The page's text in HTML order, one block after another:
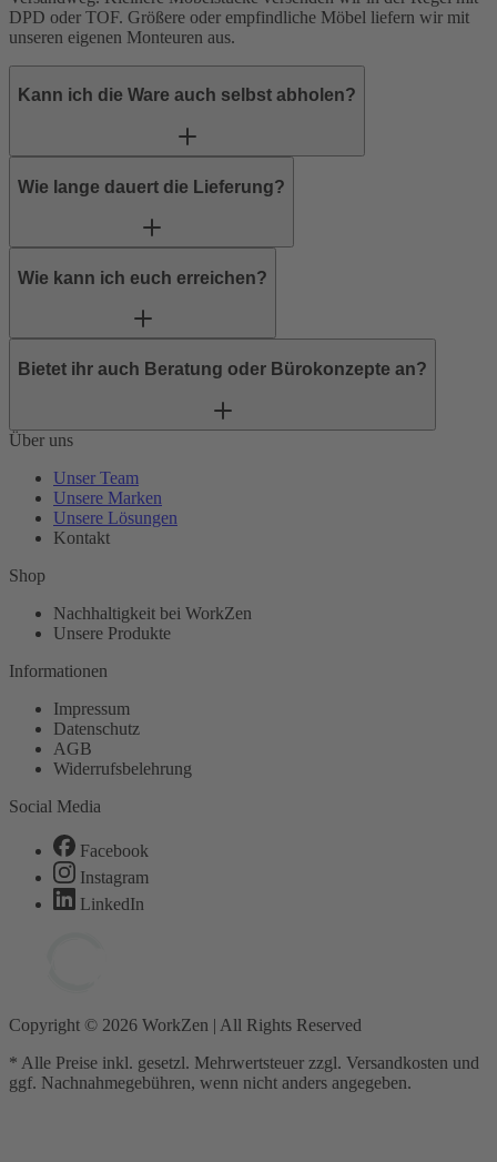
DPD oder TOF. Größere oder empfindliche Möbel liefern wir mit
unseren eigenen Monteuren aus.
Kann ich die Ware auch selbst abholen?
Wie lange dauert die Lieferung?
Wie kann ich euch erreichen?
Bietet ihr auch Beratung oder Bürokonzepte an?
Über uns
Unser Team
Unsere Marken
Unsere Lösungen
Kontakt
Shop
Nachhaltigkeit bei WorkZen
Unsere Produkte
Informationen
Impressum
Datenschutz
AGB
Widerrufsbelehrung
Social Media
Facebook
Instagram
LinkedIn
Copyright © 2026 WorkZen | All Rights Reserved
* Alle Preise inkl. gesetzl. Mehrwertsteuer zzgl. Versandkosten und
ggf. Nachnahmegebühren, wenn nicht anders angegeben.